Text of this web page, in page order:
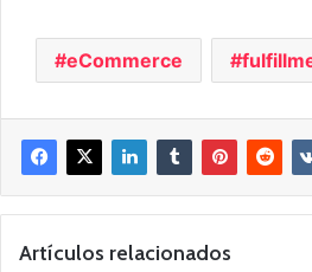
eCommerce
Artículos relacionados